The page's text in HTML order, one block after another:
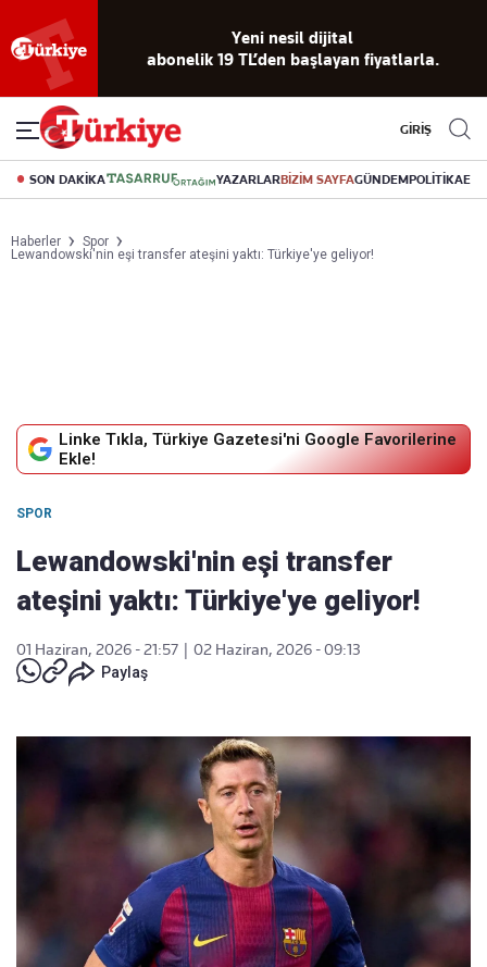
Yeni nesil dijital
abonelik 19 TL’den başlayan fiyatlarla.
GİRİŞ
SON DAKİKA YAZARLARBİZİM SAYFAGÜNDEMPOLİTİKA
Haberler
Spor
Lewandowski'nin eşi transfer ateşini yaktı: Türkiye'ye geliyor!
Linke Tıkla, Türkiye Gazetesi'ni Google Favorilerine
Ekle!
SPOR
Lewandowski'nin eşi transfer
ateşini yaktı: Türkiye'ye geliyor!
01 Haziran, 2026 - 21:57
02 Haziran, 2026 - 09:13
Paylaş